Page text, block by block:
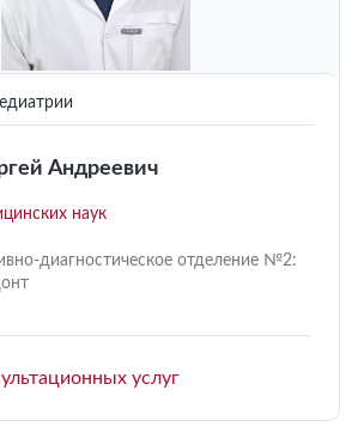
Андреевич
наук
диагностическое отделение №2:
услуг